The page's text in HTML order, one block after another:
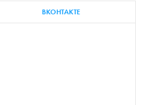
ВКОНТАКТЕ